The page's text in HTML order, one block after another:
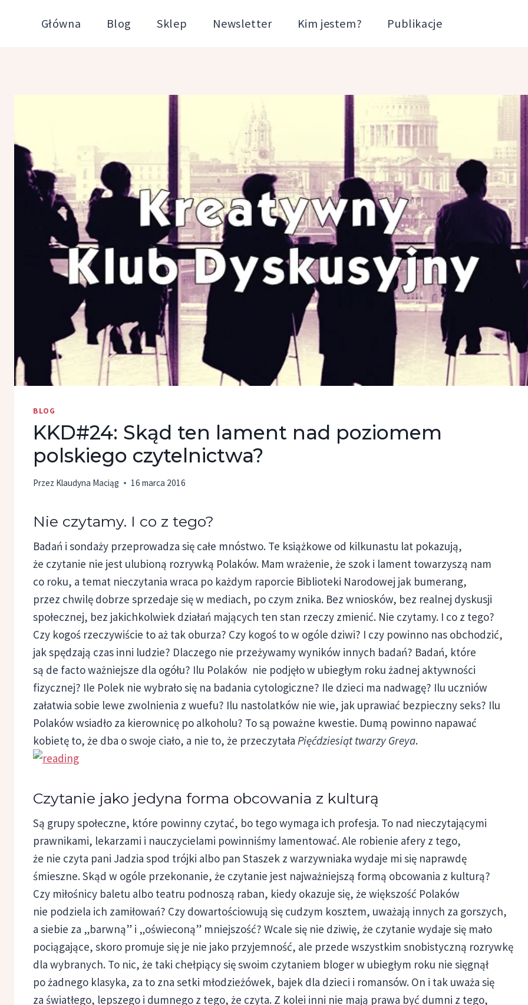
Główna Blog Sklep Newsletter Kim jestem? Publikacje
BLOG
KKD#24: Skąd ten lament nad poziomem
polskiego czytelnictwa?
Przez Klaudyna Maciąg 16 marca 2016
Nie czytamy. I co z tego?
Badań i sondaży przeprowadza się całe mnóstwo. Te książkowe od kilkunastu lat pokazują,
że czytanie nie jest ulubioną rozrywką Polaków. Mam wrażenie, że szok i lament towarzyszą nam
co roku, a temat nieczytania wraca po każdym raporcie Biblioteki Narodowej jak bumerang,
przez chwilę dobrze sprzedaje się w mediach, po czym znika. Bez wniosków, bez realnej dyskusji
społecznej, bez jakichkolwiek działań mających ten stan rzeczy zmienić. Nie czytamy. I co z tego?
Czy kogoś rzeczywiście to aż tak oburza? Czy kogoś to w ogóle dziwi? I czy powinno nas obchodzić,
jak spędzają czas inni ludzie? Dlaczego nie przeżywamy wyników innych badań? Badań, które
są de facto ważniejsze dla ogółu? Ilu Polaków nie podjęło w ubiegłym roku żadnej aktywności
fizycznej? Ile Polek nie wybrało się na badania cytologiczne? Ile dzieci ma nadwagę? Ilu uczniów
załatwia sobie lewe zwolnienia z wuefu? Ilu nastolatków nie wie, jak uprawiać bezpieczny seks? Ilu
Polaków wsiadło za kierownicę po alkoholu? To są poważne kwestie. Dumą powinno napawać
kobietę to, że dba o swoje ciało, a nie to, że przeczytała Pięćdziesiąt twarzy Greya.
Czytanie jako jedyna forma obcowania z kulturą
Są grupy społeczne, które powinny czytać, bo tego wymaga ich profesja. To nad nieczytającymi
prawnikami, lekarzami i nauczycielami powinniśmy lamentować. Ale robienie afery z tego,
że nie czyta pani Jadzia spod trójki albo pan Staszek z warzywniaka wydaje mi się naprawdę
śmieszne. Skąd w ogóle przekonanie, że czytanie jest najważniejszą formą obcowania z kulturą?
Czy miłośnicy baletu albo teatru podnoszą raban, kiedy okazuje się, że większość Polaków
nie podziela ich zamiłowań? Czy dowartościowują się cudzym kosztem, uważają innych za gorszych,
a siebie za „barwną” i „oświeconą” mniejszość? Wcale się nie dziwię, że czytanie wydaje się mało
pociągające, skoro promuje się je nie jako przyjemność, ale przede wszystkim snobistyczną rozrywkę
dla wybranych. To nic, że taki chełpiący się swoim czytaniem bloger w ubiegłym roku nie sięgnął
po żadnego klasyka, za to zna setki młodzieżówek, bajek dla dzieci i romansów. On i tak uważa się
za światłego, lepszego i dumnego z tego, że czyta. Z kolei inni nie mają prawa być dumni z tego,